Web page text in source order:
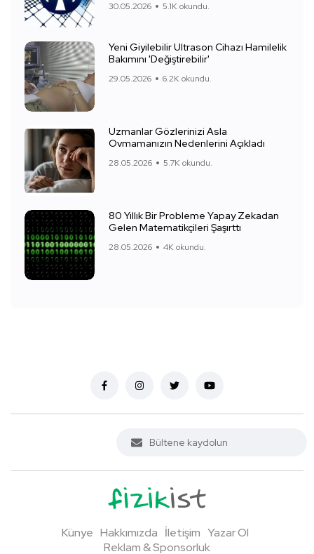
30.05.2026 5.1K okundu.
Yeni Giyilebilir Ultrason Cihazı Hamilelik
Bakımını 'Değiştirebilir'
29.05.2026 6.2K okundu.
Uzmanlar Gözlerinizi Asla
Ovmamanızın Nedenlerini Açıkladı
28.05.2026 5.7K okundu.
80 Yıllık Bir Probleme Yapay Zekadan
Gelen Matematikçileri Şaşırttı
28.05.2026 4K okundu.
Künye Hakkımızda İletişim Yazar Ol
Reklam & Sponsorluk